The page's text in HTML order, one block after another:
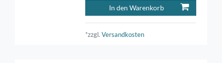
In den Warenkorb
*zzgl.Versandkosten